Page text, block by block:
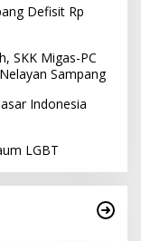
Defisit Rp
SKK Migas-PC
Sampang
Indonesia
LGBT